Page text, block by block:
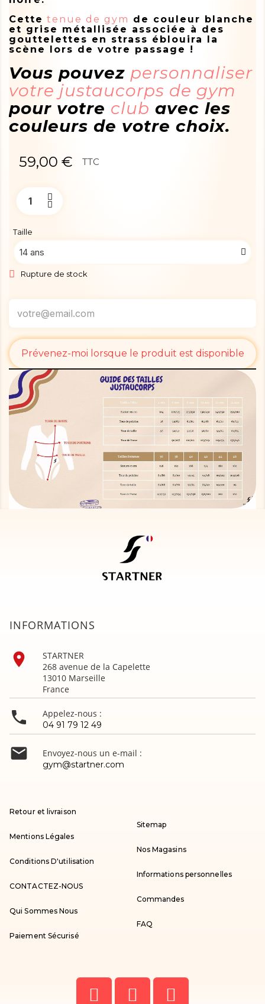
Cette tenue de gym de couleur blanche
et grise métallisée associée à des
gouttelettes en strass éblouira la
scène lors de votre passage !
Vous pouvez personnaliser
votre justaucorps de gym
pour votre club avec les
couleurs de votre choix.
59,00 € TTC
Taille
Rupture de stock
Prévenez-moi lorsque le produit est disponible
INFORMATIONS

STARTNER
268 avenue de la Capelette
13010 Marseille
France
 Appelez-nous :
04 91 79 12 49
 Envoyez-nous un e-mail :
gym@startner.com
Retour et livraison
Mentions Légales
Conditions D'utilisation
CONTACTEZ-NOUS
Qui Sommes Nous
Paiement Sécurisé
Sitemap
Nos Magasins
Informations personnelles
Commandes
FAQ